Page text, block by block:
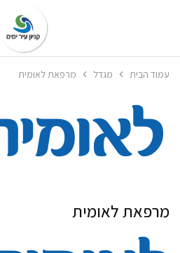
עמוד הבית מגדל מרפאת לאומית
מרפאת לאומית